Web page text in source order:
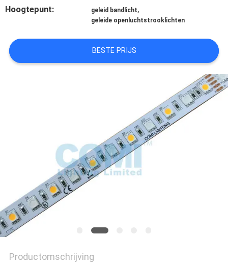
PRIVACYBELEID
Hoogtepunt: geleid bandlicht,
geleide openluchtstrooklichten
BESTE PRIJS
Productomschrijving